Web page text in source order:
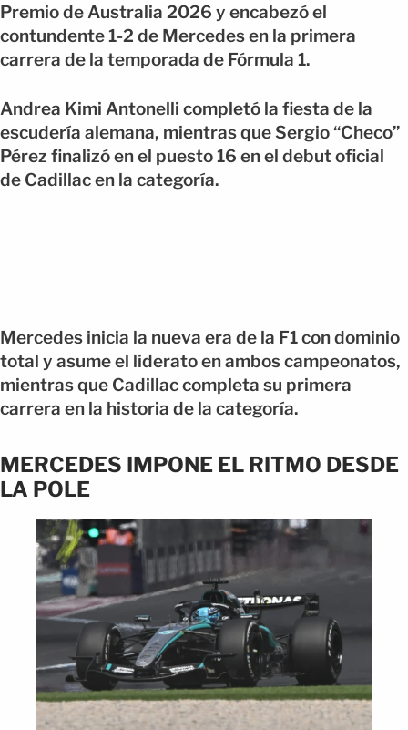
Premio de Australia 2026 y encabezó el
contundente 1-2 de Mercedes en la primera
carrera de la temporada de Fórmula 1.
Andrea Kimi Antonelli completó la fiesta de la
escudería alemana, mientras que Sergio “Checo”
Pérez finalizó en el puesto 16 en el debut oficial
de Cadillac en la categoría.
Mercedes inicia la nueva era de la F1 con dominio
total y asume el liderato en ambos campeonatos,
mientras que Cadillac completa su primera
carrera en la historia de la categoría.
MERCEDES IMPONE EL RITMO DESDE
LA POLE